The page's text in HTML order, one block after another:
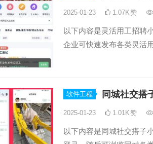
2025-01-23 1.07K赞
以下内容是灵活用工招聘
企业可快速发布各类灵活
软件工程 同城社交搭
2025-01-23 1.01K赞
以下内容是同城社交搭子